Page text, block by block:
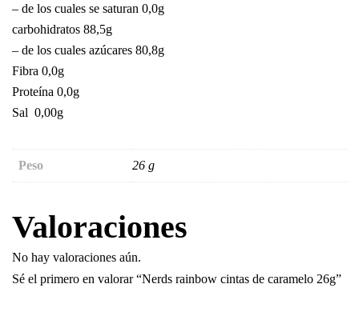
– de los cuales se saturan 0,0g
carbohidratos 88,5g
– de los cuales azúcares 80,8g
Fibra 0,0g
Proteína 0,0g
Sal 0,00g
Peso 26 g
Valoraciones
No hay valoraciones aún.
Sé el primero en valorar “Nerds rainbow cintas de caramelo 26g”